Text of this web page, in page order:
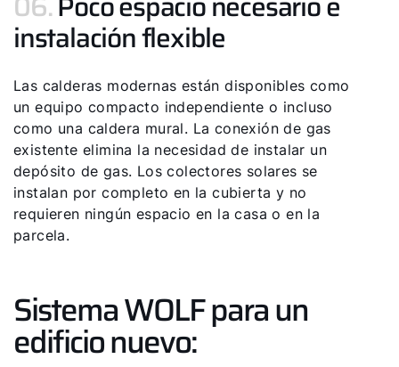
instalación flexible
Las calderas modernas están disponibles como
un equipo compacto independiente o incluso
como una caldera mural. La conexión de gas
existente elimina la necesidad de instalar un
depósito de gas. Los colectores solares se
instalan por completo en la cubierta y no
requieren ningún espacio en la casa o en la
parcela.
Sistema WOLF para un
edificio nuevo: